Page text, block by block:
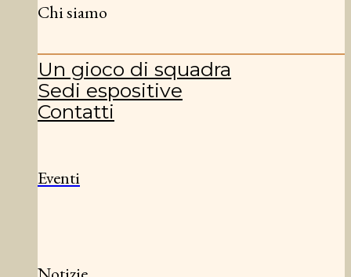
Chi siamo
Un gioco di squadra
Sedi espositive
Contatti
Eventi